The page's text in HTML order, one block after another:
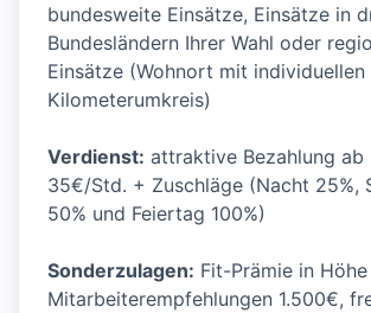
bundesweite Einsätze, Einsätze in
Bundesländern Ihrer Wahl oder
Einsätze (Wohnort mit individuellen
Kilometerumkreis)
Verdienst: attraktive Bezahlung ab
35€/Std. + Zuschläge (Nacht 25%,
50% und Feiertag 100%)
Sonderzulagen: Fit-Prämie in
Mitarbeiterempfehlungen 1.500€,